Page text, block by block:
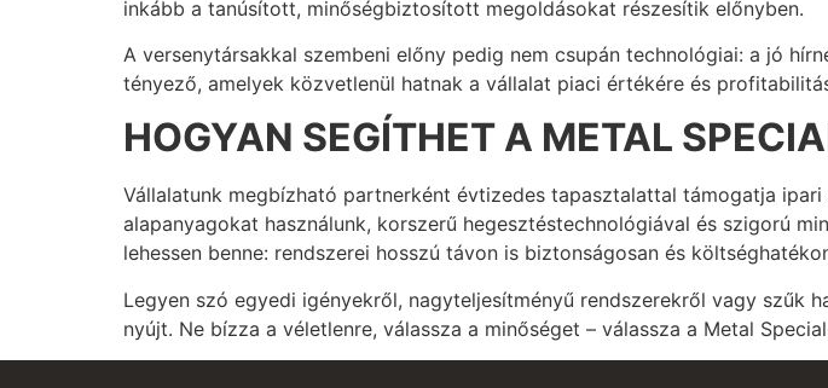
inkább a tanúsított, minőségbiztosított megoldásokat részesítik előnyben.
A versenytársakkal szembeni előny pedig nem csupán technológiai: a jó
tényező, amelyek közvetlenül hatnak a vállalat piaci értékére és
HOGYAN SEGÍTHET A METAL
Vállalatunk megbízható partnerként évtizedes tapasztalattal támogatja
alapanyagokat használunk, korszerű hegesztéstechnológiával és szigorú
lehessen benne: rendszerei hosszú távon is biztonságosan és
Legyen szó egyedi igényekről, nagyteljesítményű rendszerekről vagy szűk
nyújt. Ne bízza a véletlenre, válassza a minőséget – válassza a Metal